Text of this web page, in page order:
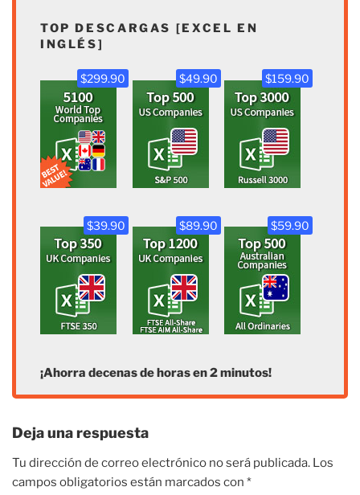
TOP DESCARGAS [EXCEL EN
INGLÉS]
$299.90 $49.90 $159.90
$39.90 $89.90 $59.90
¡Ahorra decenas de horas en 2 minutos!
Deja una respuesta
Tu dirección de correo electrónico no será publicada. Los
campos obligatorios están marcados con *